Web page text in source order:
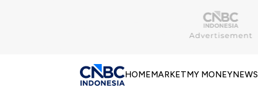
HOMEMARKETMY MONEYNEWS